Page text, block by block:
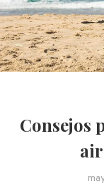
Consejos